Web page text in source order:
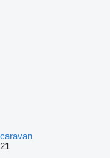
caravan
21